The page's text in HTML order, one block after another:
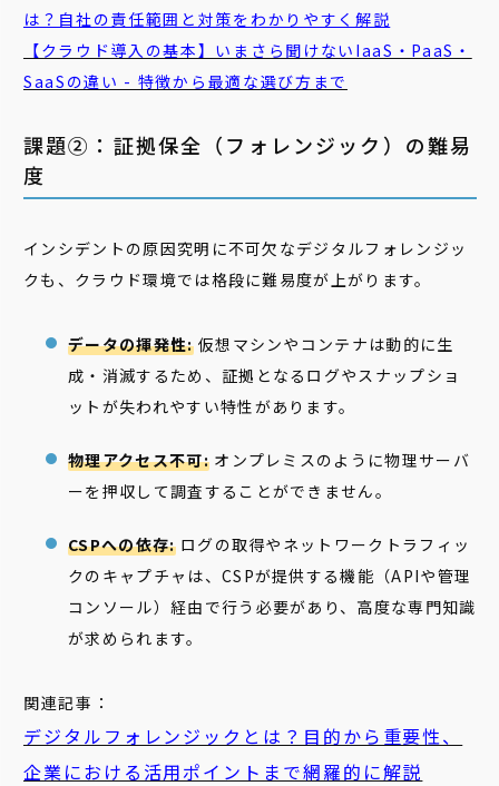
は？自社の責任範囲と対策をわかりやすく解説
【クラウド導入の基本】いまさら聞けないIaaS・PaaS・
SaaSの違い - 特徴から最適な選び方まで
課題②：証拠保全（フォレンジック）の難易
度
インシデントの原因究明に不可欠なデジタルフォレンジッ
クも、クラウド環境では格段に難易度が上がります。
データの揮発性:仮想マシンやコンテナは動的に生
成・消滅するため、証拠となるログやスナップショ
ットが失われやすい特性があります。
物理アクセス不可:オンプレミスのように物理サーバ
ーを押収して調査することができません。
CSPへの依存:ログの取得やネットワークトラフィッ
クのキャプチャは、CSPが提供する機能（APIや管理
コンソール）経由で行う必要があり、高度な専門知識
が求められます。
関連記事：
デジタルフォレンジックとは？目的から重要性、
企業における活用ポイントまで網羅的に解説